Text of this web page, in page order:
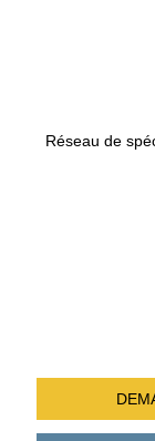
Réseau de